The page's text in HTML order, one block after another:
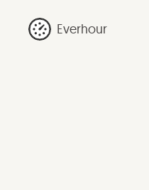
Everhour